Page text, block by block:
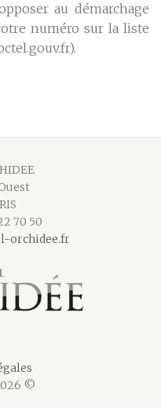
au démarchage
numéro sur la liste
70 50
orchidee.fr
©